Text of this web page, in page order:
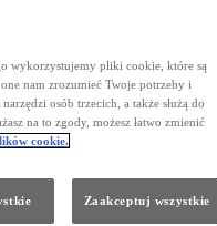
wykorzystujemy pliki cookie, które są
nam zrozumieć Twoje potrzeby i
osób trzecich, a także służą do
na to zgody, możesz łatwo zmienić
cookie.
Zaakceptuj wszystkie